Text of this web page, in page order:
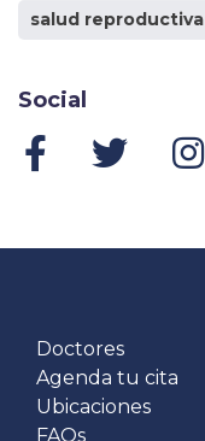
salud reproductiva
Social
Doctores
Agenda tu cita
Ubicaciones
FAQs